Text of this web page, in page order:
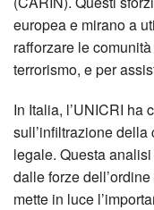
europea e mirano a
rafforzare le
terrorismo, e per
In Italia, l’UNICRI ha
sull’infiltrazione
legale. Questa
dalle forze
mette in luce